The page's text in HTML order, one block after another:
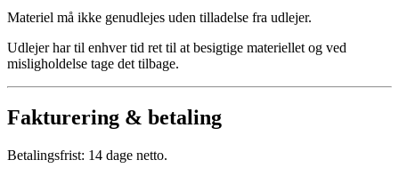
Materiel må ikke genudlejes uden tilladelse fra udlejer.
Udlejer har til enhver tid ret til at besigtige materiellet og ved
misligholdelse tage det tilbage.
Fakturering & betaling
Betalingsfrist: 14 dage netto.